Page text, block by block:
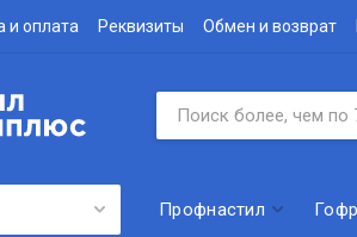
и оплата Реквизиты Обмен и возврат
Профнастил